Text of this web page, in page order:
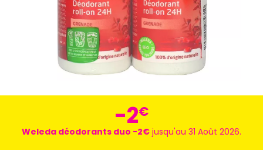
-2€
Weleda déodorants duo -2€ jusqu'au 31 Août 2026.